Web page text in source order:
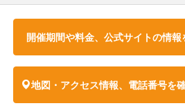
開催期間や料金、公式サイトの情報
地図・アクセス情報、電話番号を